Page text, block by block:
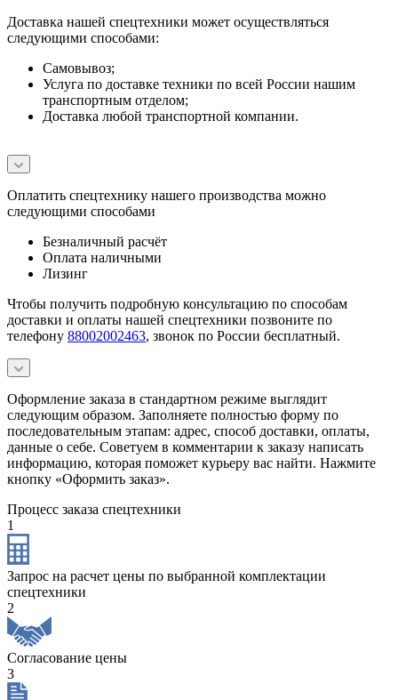
Доставка нашей спецтехники может осуществляться
следующими способами:
Самовывоз;
Услуга по доставке техники по всей России нашим
транспортным отделом;
Доставка любой транспортной компании.
Оплатить спецтехнику нашего производства можно
следующими способами
Безналичный расчёт
Оплата наличными
Лизинг
Чтобы получить подробную консультацию по способам
доставки и оплаты нашей спецтехники позвоните по
телефону 88002002463, звонок по России бесплатный.
Оформление заказа в стандартном режиме выглядит
следующим образом. Заполняете полностью форму по
последовательным этапам: адрес, способ доставки, оплаты,
данные о себе. Советуем в комментарии к заказу написать
информацию, которая поможет курьеру вас найти. Нажмите
кнопку «Оформить заказ».
Процесс заказа спецтехники
1
Запрос на расчет цены по выбранной комплектации
спецтехники
2
Согласование цены
3